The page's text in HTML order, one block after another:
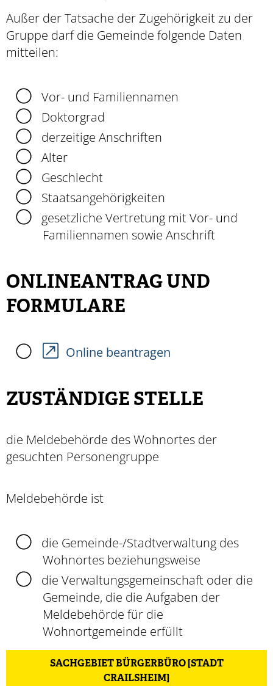
Außer der Tatsache der Zugehörigkeit zu der
Gruppe darf die Gemeinde folgende Daten
mitteilen:
Vor- und Familiennamen
Doktorgrad
derzeitige Anschriften
Alter
Geschlecht
Staatsangehörigkeiten
gesetzliche Vertretung mit Vor- und
Familiennamen sowie Anschrift
ONLINEANTRAG UND
FORMULARE
Online beantragen
ZUSTÄNDIGE STELLE
die Meldebehörde des Wohnortes der
gesuchten Personengruppe
Meldebehörde ist
die Gemeinde-/Stadtverwaltung des
Wohnortes beziehungsweise
die Verwaltungsgemeinschaft oder die
Gemeinde, die die Aufgaben der
Meldebehörde für die
Wohnortgemeinde erfüllt
SACHGEBIET BÜRGERBÜRO [STADT
CRAILSHEIM]